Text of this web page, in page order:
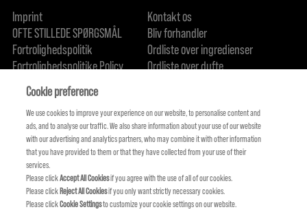
Imprint
OFTE STILLEDE SPØRGSMÅL
Fortrolighedspolitik
Fortrolighedspolitike Policy
Om os
Kontakt os
Bliv forhandler
Ordliste over ingredienser
Ordliste over dufte
Cookie preference
We use cookies to improve your experience on our website, to personalise content and
ads, and to analyse our traffic. We also share information about your use of our website
with our advertising and analytics partners, who may combine it with other information
that you have provided to them or that they have collected from your use of their
services.
Please clickAccept All Cookiesif you agree with the use of all of our cookies.
Please clickReject All Cookiesif you only want strictly necessary cookies.
Please clickCookie Settingsto customize your cookie settings on our website.